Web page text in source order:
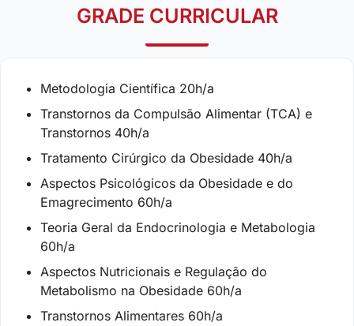
GRADE CURRICULAR
Metodologia Científica 20h/a
Transtornos da Compulsão Alimentar (TCA) e
Transtornos 40h/a
Tratamento Cirúrgico da Obesidade 40h/a
Aspectos Psicológicos da Obesidade e do
Emagrecimento 60h/a
Teoria Geral da Endocrinologia e Metabologia
60h/a
Aspectos Nutricionais e Regulação do
Metabolismo na Obesidade 60h/a
Transtornos Alimentares 60h/a